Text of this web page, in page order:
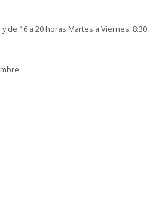
de 16 a 20 horas Martes a Viernes: 8:30